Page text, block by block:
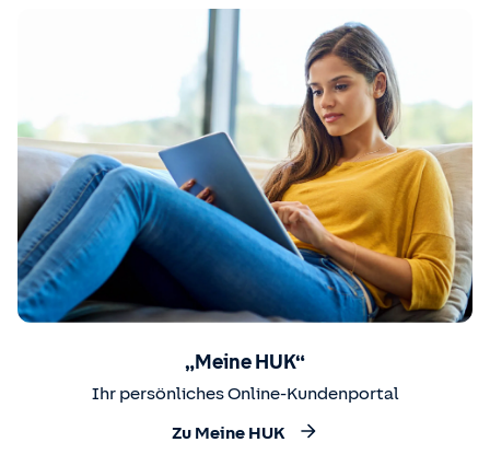
„Meine HUK“
Ihr persönliches Online-Kundenportal
Zu Meine HUK